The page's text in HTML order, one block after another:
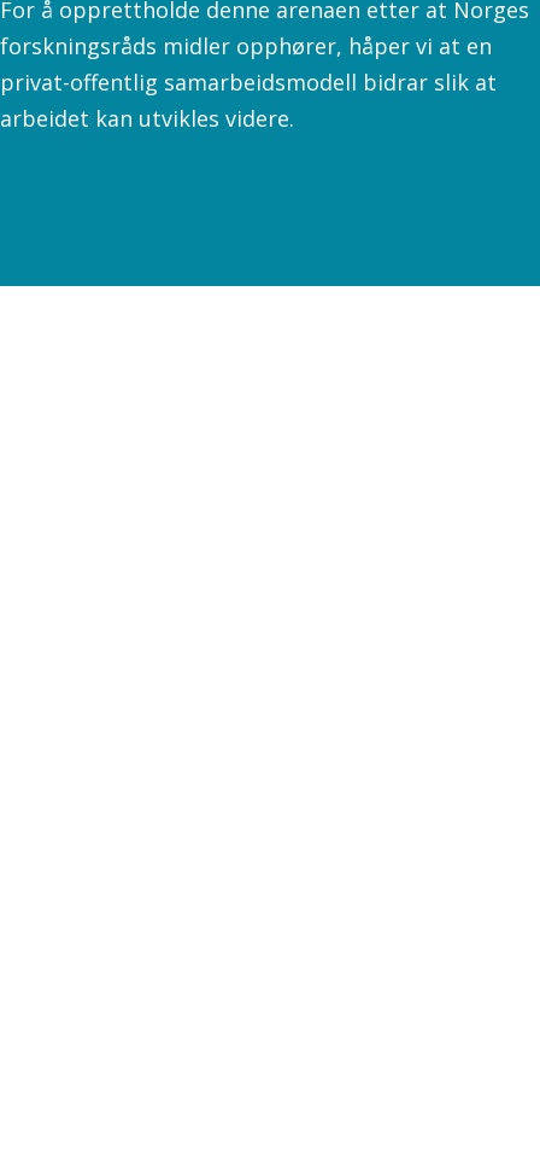
For å opprettholde denne arenaen etter at Norges
forskningsråds midler opphører, håper vi at en
privat-offentlig samarbeidsmodell bidrar slik at
arbeidet kan utvikles videre.